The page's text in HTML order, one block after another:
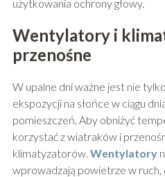
użytkowania ochrony głowy.
Wentylatory i
przenośne
W upalne dni ważne jest nie
ekspozycji na słońce w ciągu
pomieszczeń. Aby obniżyć
korzystać z wiatraków i
klimatyzatorów. Wentylatory
wprowadzają powietrze w ruch,